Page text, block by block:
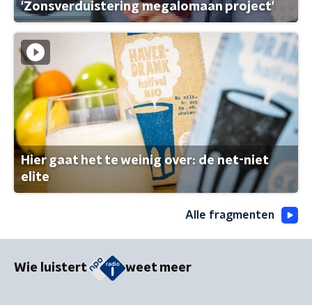
'Zonsverduistering megalomaan project'
Hier gaat het te weinig over: de net-niet
elite
Alle fragmenten
Wie luistert weet meer